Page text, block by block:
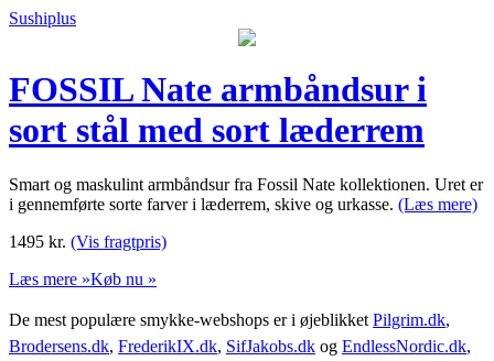
Sushiplus
FOSSIL Nate armbåndsur i
sort stål med sort læderrem
Smart og maskulint armbåndsur fra Fossil Nate kollektionen. Uret er
i gennemførte sorte farver i læderrem, skive og urkasse. (Læs mere)
1495 kr. (Vis fragtpris)
Læs mere »Køb nu »
De mest populære smykke-webshops er i øjeblikket Pilgrim.dk,
Brodersens.dk, FrederikIX.dk, SifJakobs.dk og EndlessNordic.dk,